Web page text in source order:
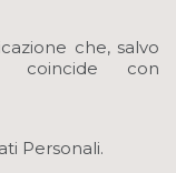
che, salvo
coincide con
Personali.